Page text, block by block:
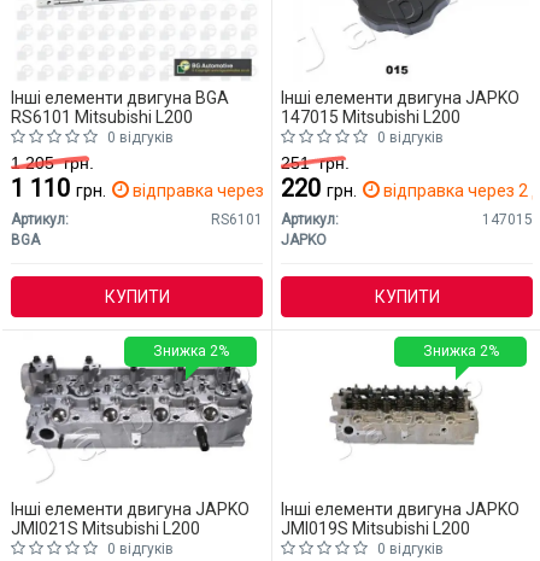
Інші елементи двигуна BGA
RS6101 Mitsubishi L200
0 відгуків
1 205грн.
1 110 грн. відправка через 2 дн.
Артикул:
RS6101
BGA
КУПИТИ
Інші елементи двигуна JAPKO
147015 Mitsubishi L200
0 відгуків
251грн.
220 грн. відправка через 2
Артикул:
147015
JAPKO
КУПИТИ
Інші елементи двигуна JAPKO
JMI021S Mitsubishi L200
0 відгуків
Знижка 2%
Інші елементи двигуна JAPKO
JMI019S Mitsubishi L200
0 відгуків
Знижка 2%